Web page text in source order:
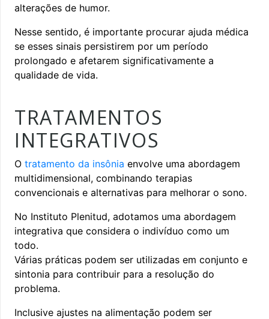
alterações de humor.
Nesse sentido, é importante procurar ajuda médica
se esses sinais persistirem por um período
prolongado e afetarem significativamente a
qualidade de vida.
TRATAMENTOS
INTEGRATIVOS
O tratamento da insônia envolve uma abordagem
multidimensional, combinando terapias
convencionais e alternativas para melhorar o sono.
No Instituto Plenitud, adotamos uma abordagem
integrativa que considera o indivíduo como um
todo.
Várias práticas podem ser utilizadas em conjunto e
sintonia para contribuir para a resolução do
problema.
Inclusive ajustes na alimentação podem ser